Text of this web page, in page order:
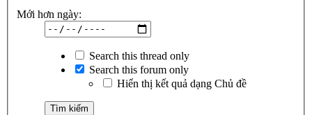
Mới hơn ngày:
Search this thread only
Search this forum only
Hiển thị kết quả dạng Chủ đề